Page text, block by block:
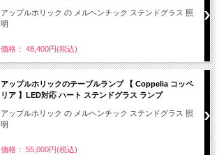
アップルホリック の メルヘンチック ステンドグラス 照
明
価格： 48,400円(税込)
アップルホリックのテーブルランプ 【 Coppelia コッペ
リア 】LED対応 ハート ステンドグラス ランプ
アップルホリック の メルヘンチック ステンドグラス 照
明
価格： 55,000円(税込)